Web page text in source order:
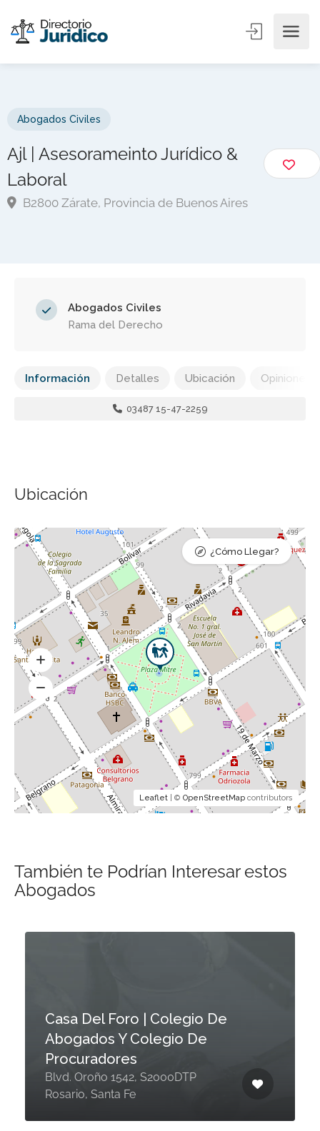
Abogados Civiles
Ajl | Asesorameinto Jurídico &
Laboral
B2800 Zárate, Provincia de Buenos Aires
Abogados Civiles
Rama del Derecho
Información Detalles Ubicación Opiniones
03487 15-47-2259
Ubicación
Leaflet | © OpenStreetMap contributors
¿Cómo Llegar?
También te Podrían Interesar estos
Abogados
Casa Del Foro | Colegio De
Abogados Y Colegio De
Procuradores
Blvd. Oroño 1542, S2000DTP
Rosario, Santa Fe